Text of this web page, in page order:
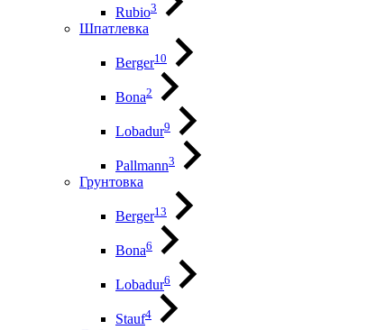
Rubio3
Шпатлевка
Berger10
Bona2
Lobadur9
Pallmann3
Грунтовка
Berger13
Bona6
Lobadur6
Stauf4